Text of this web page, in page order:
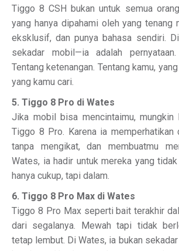
Tiggo 8 CSH bukan untuk semua
yang hanya dipahami oleh yang tenang
eksklusif, dan punya bahasa sendiri.
sekadar mobil—ia adalah
Tentang ketenangan. Tentang kamu,
yang kamu cari.
5. Tiggo 8 Pro di Wates
Jika mobil bisa mencintaimu, mungkin
Tiggo 8 Pro. Karena ia memperhatikan
tanpa mengikat, dan membuatmu
Wates, ia hadir untuk mereka yang
hanya cukup, tapi dalam.
6. Tiggo 8 Pro Max di Wates
Tiggo 8 Pro Max seperti bait terakhir
dari segalanya. Mewah tapi tidak
tetap lembut. Di Wates, ia bukan